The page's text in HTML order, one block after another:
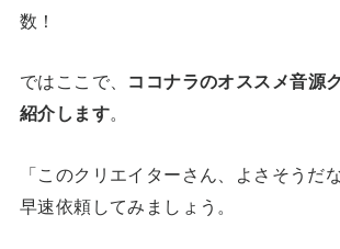
数！
ではここで、 ココナラのオススメ音源
紹介します。
「このクリエイターさん、よさそうだ
早速依頼してみましょう。